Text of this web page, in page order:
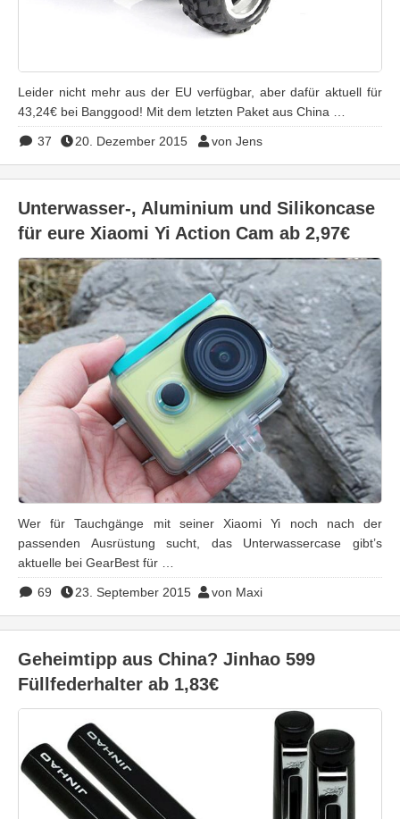
Leider nicht mehr aus der EU verfügbar, aber dafür aktuell für
43,24€ bei Banggood! Mit dem letzten Paket aus China …
37 20. Dezember 2015 von Jens
Unterwasser-, Aluminium und Silikoncase
für eure Xiaomi Yi Action Cam ab 2,97€
Wer für Tauchgänge mit seiner Xiaomi Yi noch nach der
passenden Ausrüstung sucht, das Unterwassercase gibt’s
aktuelle bei GearBest für …
69 23. September 2015 von Maxi
Geheimtipp aus China? Jinhao 599
Füllfederhalter ab 1,83€